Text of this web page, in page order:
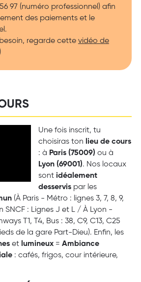
56 97 (numéro professionnel) afin
des paiements et le
regarde cette vidéo de
Une fois inscrit, tu
choisiras ton lieu de cours
: à Paris (75009) ou à
Lyon (69001). Nos locaux
sont idéalement
desservis par les
(À Paris - Métro : lignes 3, 7, 8, 9,
SNCF : Lignes J et L / À Lyon -
T1, T4, Bus : 38, C9, C13, C25
de la gare Part-Dieu). Enfin, les
et lumineux =Ambiance
: cafés, frigos, cour intérieure,